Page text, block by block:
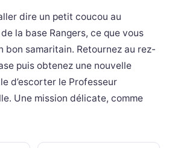
dire un petit coucou au
la base Rangers, ce que vous
bon samaritain. Retournez au rez-
puis obtenez une nouvelle
d’escorter le Professeur
Une mission délicate, comme